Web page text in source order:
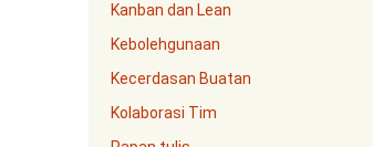
Kanban dan Lean
Kebolehgunaan
Kecerdasan Buatan
Kolaborasi Tim